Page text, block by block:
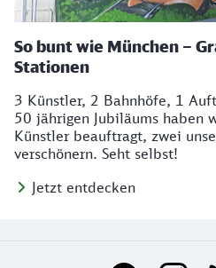
So bunt wie München –
Stationen
3 Künstler, 2 Bahnhöfe, 1
50 jährigen Jubiläums haben
Künstler beauftragt, zwei
verschönern. Seht selbst!
Jetzt entdecken